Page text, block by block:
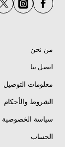
من نحن
اتصل بنا
معلومات التوصيل
الشروط والأحكام
سياسة الخصوصية
الحساب